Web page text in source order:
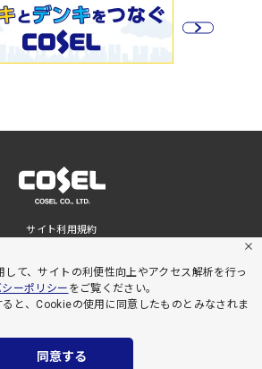
て、サイトの利便性向上やアクセス解析を行っ
ーポリシー をご覧ください。
ると、Cookieの使用に同意したものとみなされま
同意する
サイト利用規約